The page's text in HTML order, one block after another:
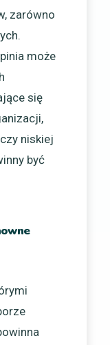
zarówno
może
się
niskiej
być